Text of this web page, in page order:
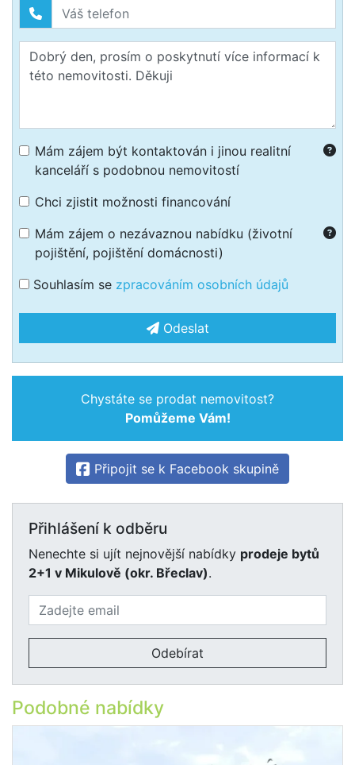
Mám zájem být kontaktován i jinou realitní
kanceláří s podobnou nemovitostí
Chci zjistit možnosti financování
Mám zájem o nezávaznou nabídku (životní
pojištění, pojištění domácnosti)
Souhlasím se zpracováním osobních údajů
Odeslat
Chystáte se prodat nemovitost?
Pomůžeme Vám!
Připojit se k Facebook skupině
Přihlášení k odběru
Nenechte si ujít nejnovější nabídky prodeje bytů
2+1 v Mikulově (okr. Břeclav).
Odebírat
Podobné nabídky